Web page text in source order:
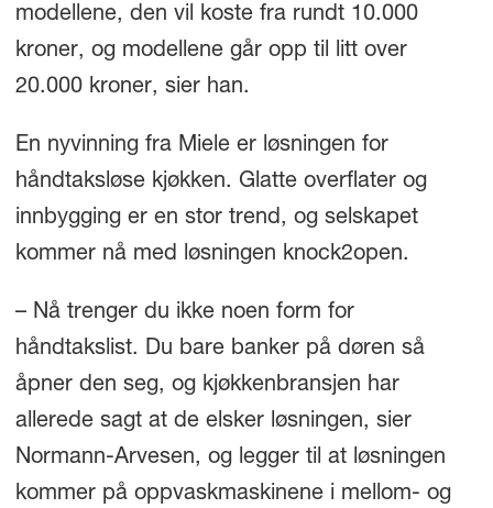
modellene, den vil koste fra rundt 10.000
kroner, og modellene går opp til litt over
20.000 kroner, sier han.
En nyvinning fra Miele er løsningen for
håndtaksløse kjøkken. Glatte overflater og
innbygging er en stor trend, og selskapet
kommer nå med løsningen knock2open.
– Nå trenger du ikke noen form for
håndtakslist. Du bare banker på døren så
åpner den seg, og kjøkkenbransjen har
allerede sagt at de elsker løsningen, sier
Normann-Arvesen, og legger til at løsningen
kommer på oppvaskmaskinene i mellom- og